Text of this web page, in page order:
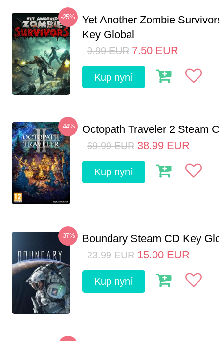
-25%
Yet Another Zombie
Key Global
9.99 EUR 7.50 EUR
Kup nyní
-44% Octopath Traveler 2 Steam
69.99 EUR 38.99 EUR
Kup nyní
-37% Boundary Steam CD Key
23.99 EUR 15.00 EUR
Kup nyní